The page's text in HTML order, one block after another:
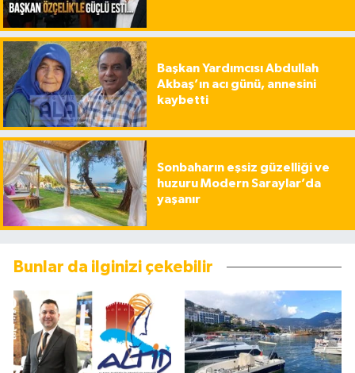
Başkan Yardımcısı Abdullah
Akbaş’ın acı günü, annesini
kaybetti
Sonbaharın eşsiz güzelliği ve
huzuru Modern Saraylar’da
yaşanır
Bunlar da ilginizi çekebilir